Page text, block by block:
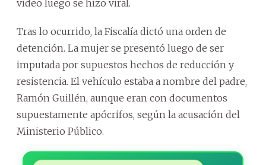
video luego se hizo viral.
Tras lo ocurrido, la Fiscalía dictó una orden de
detención. La mujer se presentó luego de ser
imputada por supuestos hechos de reducción y
resistencia. El vehículo estaba a nombre del padre,
Ramón Guillén, aunque eran con documentos
supuestamente apócrifos, según la acusación del
Ministerio Público.